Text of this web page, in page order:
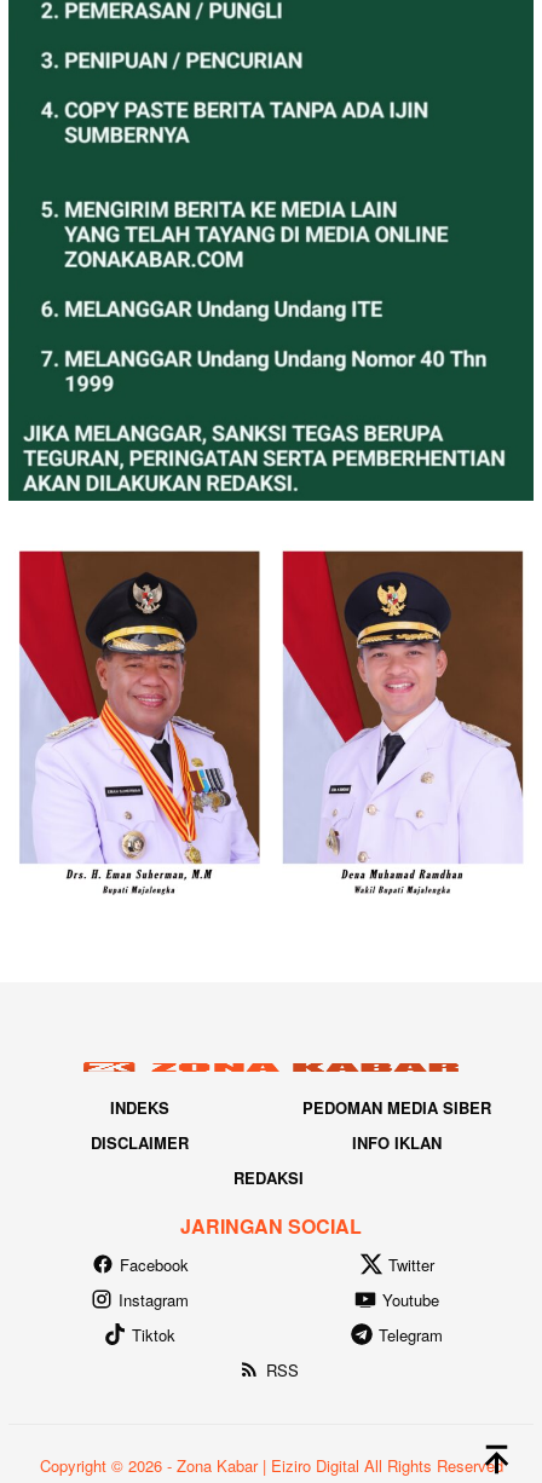
INDEKS
PEDOMAN MEDIA SIBER
DISCLAIMER
INFO IKLAN
REDAKSI
JARINGAN SOCIAL
Facebook
Twitter
Instagram
Youtube
Tiktok
Telegram
RSS
Copyright © 2026 - Zona Kabar | Eiziro Digital All Rights Reserved